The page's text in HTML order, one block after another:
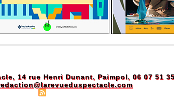
14 rue Henri Dunant, Paimpol, 06 07 51